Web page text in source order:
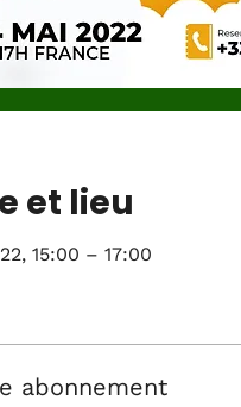
et lieu
15:00 – 17:00
abonnement